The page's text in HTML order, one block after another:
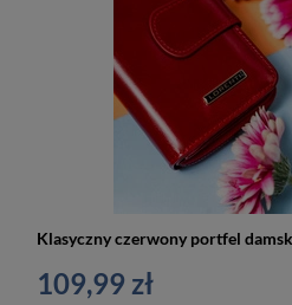
109,99 zł